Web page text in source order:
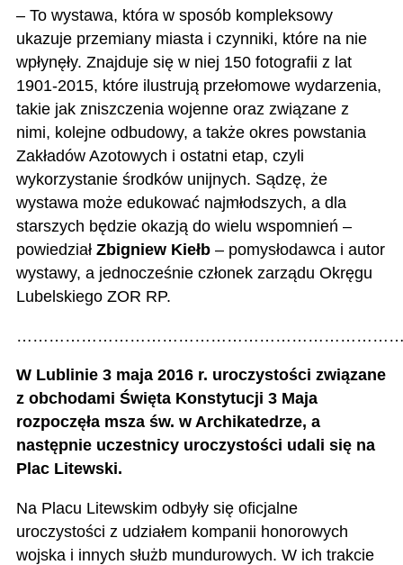
– To wystawa, która w sposób kompleksowy
ukazuje przemiany miasta i czynniki, które na nie
wpłynęły. Znajduje się w niej 150 fotografii z lat
1901-2015, które ilustrują przełomowe wydarzenia,
takie jak zniszczenia wojenne oraz związane z
nimi, kolejne odbudowy, a także okres powstania
Zakładów Azotowych i ostatni etap, czyli
wykorzystanie środków unijnych. Sądzę, że
wystawa może edukować najmłodszych, a dla
starszych będzie okazją do wielu wspomnień –
powiedział Zbigniew Kiełb– pomysłodawca i autor
wystawy, a jednocześnie członek zarządu Okręgu
Lubelskiego ZOR RP.
W Lublinie 3 maja 2016 r. uroczystości związane
z obchodami Święta Konstytucji 3 Maja
rozpoczęła msza św. w Archikatedrze, a
następnie uczestnicy uroczystości udali się na
Plac Litewski.
Na Placu Litewskim odbyły się oficjalne
uroczystości z udziałem kompanii honorowych
wojska i innych służb mundurowych. W ich trakcie